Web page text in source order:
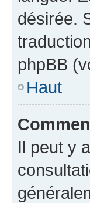
désirée.
phpBB
Haut
Il peut y